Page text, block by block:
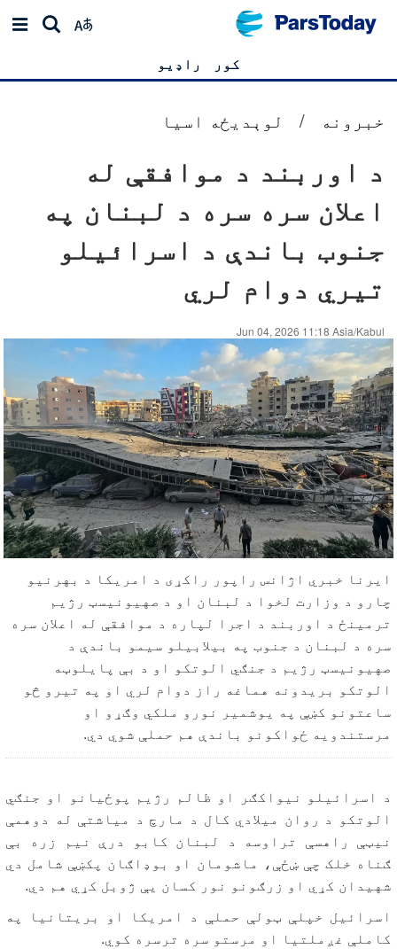
کور راډیو
خبرونه / لوېدیځه اسیا
د اوربند د موافقې له
اعلان سره سره د لبنان په
جنوب باندې د اسرائیلو
تیري دوام لري
Jun 04, 2026 11:18 Asia/Kabul
ایرنا خبري اژانس راپور راکړی د امریکا د بهرنیو
چارو د وزارت لخوا د لبنان او د صهیونیسټ رژيم
ترمینځ د اوربند د اجرا لپاره د موافقې له اعلان سره
سره د لبنان د جنوب په بیلابیلو سیمو باندې د
صهیونیسټ رژيم د جنګي الوتکو او د بې پایلوټه
الوتکو بریدونه هماغه راز دوام لري او په تیرو څو
ساعتونو کښې په یوشمیر نورو ملکي وګړو او
مرستندویه ځواکونو باندې هم حملې شوي دي.
د اسرائیلو نیواکګر او ظالم رژیم پوځیانو او جنګي
الوتکو د روان میلادي کال د مارچ د میاشتې له دوهمې
نیټې راهسې تراوسه د لبنان کابو درې نیم زره بې
ګناه خلک چې ښځې، ماشومان او بوډاګان پکښې شامل دي
شهیدان کړي او زرګونو نور کسان یې ژوبل کړي هم دي.
اسرائیل خپلې ټولې حملې د امریکا او بریتانیا په
کاملې غږملتیا او مرستو سره ترسره کوي.